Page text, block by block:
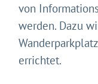
von
werden. Dazu
errichtet.